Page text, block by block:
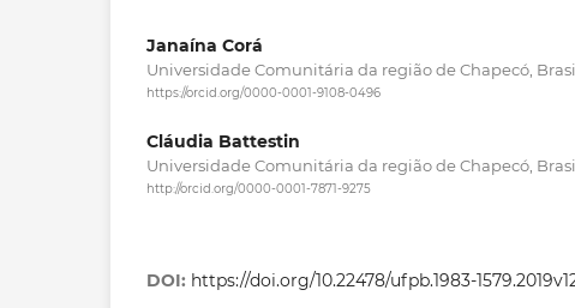
Janaína Corá
Universidade Comunitária da região de Chapecó,
https://orcid.org/0000-0001-9108-0496
Cláudia Battestin
Universidade Comunitária da região de Chapecó,
http://orcid.org/0000-0001-7871-9275
DOI: https://doi.org/10.22478/ufpb.1983-